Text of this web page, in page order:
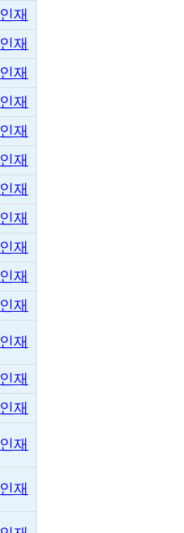
인재
인재
인재
인재
인재
인재
인재
인재
인재
인재
인재
인재
인재
인재
인재
인재